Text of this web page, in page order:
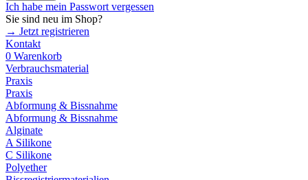
Ich habe mein Passwort vergessen
Sie sind neu im Shop?
→ Jetzt registrieren
Kontakt
0 Warenkorb
Verbrauchsmaterial
Praxis
Praxis
Abformung & Bissnahme
Abformung & Bissnahme
Alginate
A Silikone
C Silikone
Polyether